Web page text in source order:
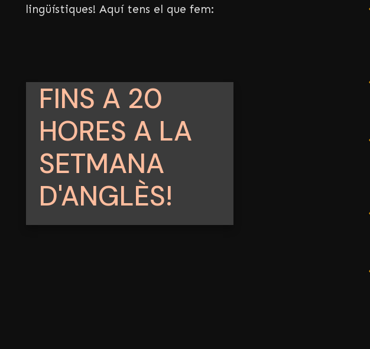
lingüístiques! Aquí tens el que fem:
FINS A 20
HORES A LA
SETMANA
D'ANGLÈS!